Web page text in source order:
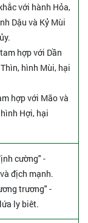
với hành Hỏa,
Dậu và Kỷ Mùi
hợp với Dần
hình Mùi, hại
hợp với Mão và
Hợi, hại
cường" -
địch mạnh.
trương" -
ly biêt.